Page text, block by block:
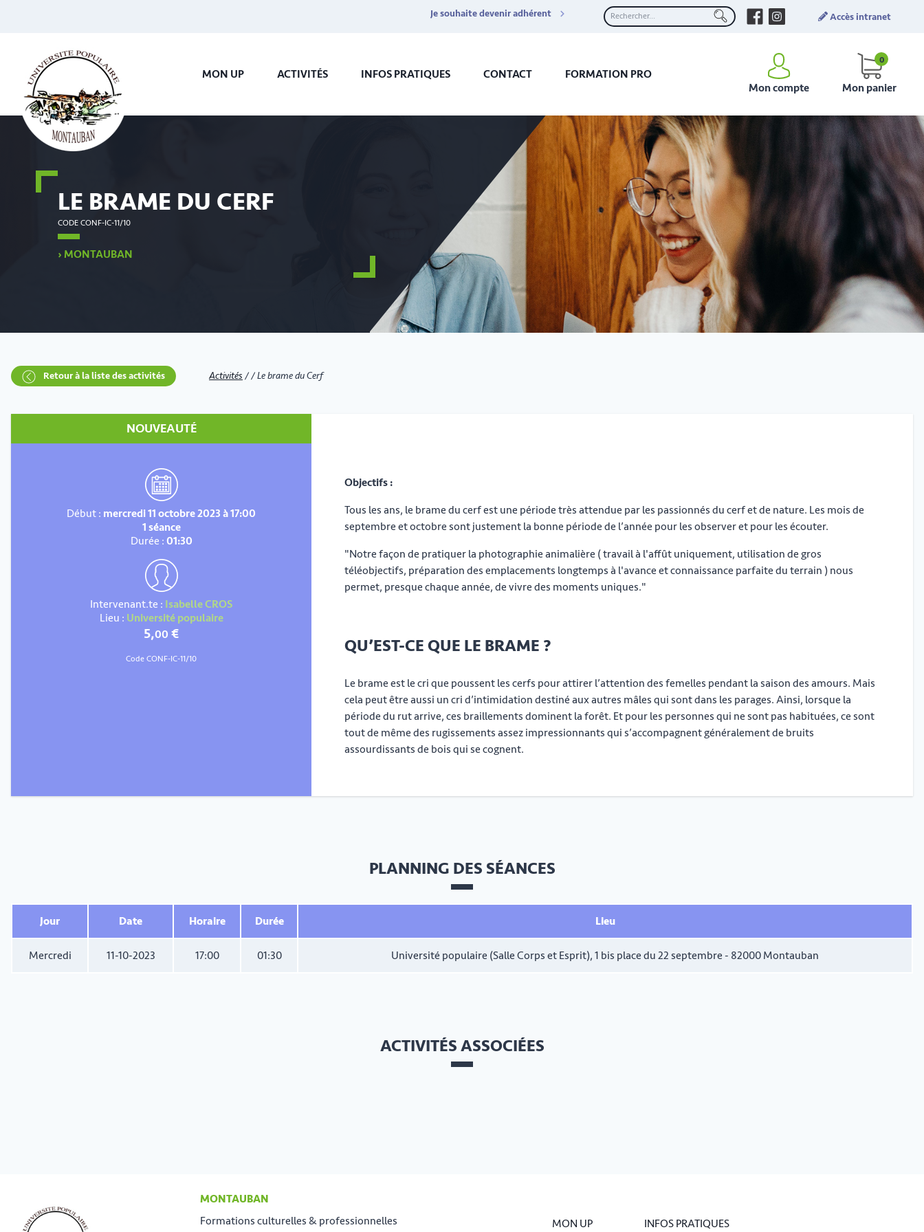
Je souhaite devenir adhérent Accès intranet
MON UP ACTIVITÉS INFOS PRATIQUES CONTACT
FORMATION PRO
Mon compte
Mon panier
0
LE BRAME DU CERF
CODE CONF-IC-11/10
› MONTAUBAN
Retour à la liste des activités Activités //Le brame du Cerf
NOUVEAUTÉ
Début : mercredi 11 octobre 2023 à 17:00
1 séance
Durée : 01:30
Intervenant.te : Isabelle CROS
Lieu : Université populaire
5,00 €
Code CONF-IC-11/10
Objectifs :
Tous les ans, le brame du cerf est une période très attendue par les passionnés du cerf et de nature. Les mois de
septembre et octobre sont justement la bonne période de l’année pour les observer et pour les écouter.
"Notre façon de pratiquer la photographie animalière ( travail à l'affût uniquement, utilisation de gros
téléobjectifs, préparation des emplacements longtemps à l'avance et connaissance parfaite du terrain ) nous
permet, presque chaque année, de vivre des moments uniques."
QU’EST-CE QUE LE BRAME ?
Le brame est le cri que poussent les cerfs pour attirer l’attention des femelles pendant la saison des amours. Mais
cela peut être aussi un cri d’intimidation destiné aux autres mâles qui sont dans les parages. Ainsi, lorsque la
période du rut arrive, ces braillements dominent la forêt. Et pour les personnes qui ne sont pas habituées, ce sont
tout de même des rugissements assez impressionnants qui s’accompagnent généralement de bruits
assourdissants de bois qui se cognent.
PLANNING DES SÉANCES
Jour Date Horaire Durée Lieu
Mercredi 11-10-2023 17:00 01:30 Université populaire (Salle Corps et Esprit), 1 bis place du 22 septembre - 82000 Montauban
ACTIVITÉS ASSOCIÉES
MONTAUBAN
Formations culturelles & professionnelles
MON UP INFOS PRATIQUES